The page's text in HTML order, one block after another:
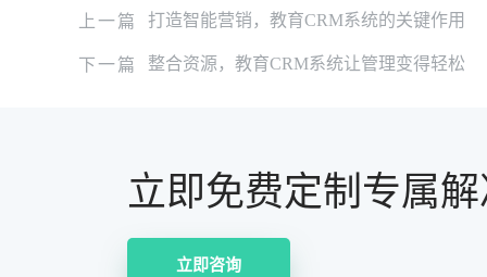
上一篇 打造智能营销，教育CRM系统的关键作用
下一篇 整合资源，教育CRM系统让管理变得轻松
立即免费定制专属
立即咨询